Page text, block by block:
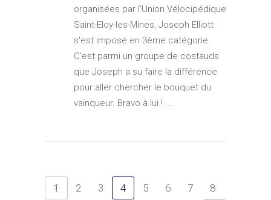
organisées par l'Union Vélocipédique
Saint-Eloy-les-Mines, Joseph Elliott
s'est imposé en 3ème catégorie.
C'est parmi un groupe de costauds
que Joseph a su faire la différence
pour aller chercher le bouquet du
vainqueur. Bravo à lui ! ...
1 2 3 4 5 6 7
8